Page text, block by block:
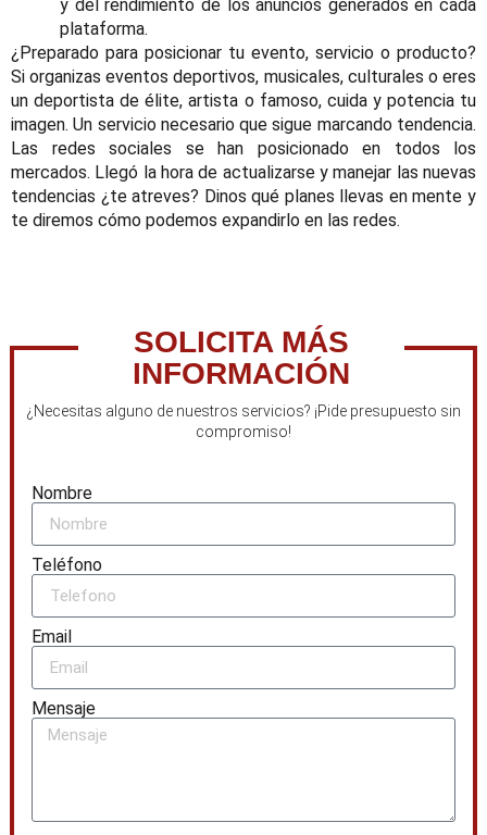
y del rendimiento de los anuncios generados en cada
plataforma.
¿Preparado para posicionar tu evento, servicio o producto?
Si organizas eventos deportivos, musicales, culturales o eres
un deportista de élite, artista o famoso, cuida y potencia tu
imagen. Un servicio necesario que sigue marcando tendencia.
Las redes sociales se han posicionado en todos los
mercados. Llegó la hora de actualizarse y manejar las nuevas
tendencias ¿te atreves? Dinos qué planes llevas en mente y
te diremos cómo podemos expandirlo en las redes.
SOLICITA MÁS
INFORMACIÓN
¿Necesitas alguno de nuestros servicios? ¡Pide presupuesto sin
compromiso!
Nombre
Teléfono
Email
Mensaje